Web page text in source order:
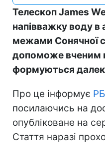
Телескоп James
напівважку воду в
межами Сонячної
допоможе вченим
формуються
Про це інформує
посилаючись на
опубліковане на
Стаття наразі